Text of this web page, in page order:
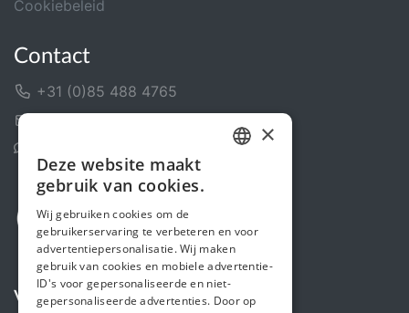
Cookiebeleid
Contact
+31 (0)85 488 4765
Volg ons
ENGLISH
×
Deze website maakt
gebruik van cookies.
Wij gebruiken cookies om de
gebruikerservaring te verbeteren en voor
advertentiepersonalisatie. Wij maken
gebruik van cookies en mobiele advertentie-
ID's voor gepersonaliseerde en niet-
gepersonaliseerde advertenties. Door op